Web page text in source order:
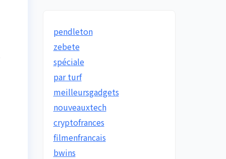
pendleton
zebete
spéciale
par turf
meilleursgadgets
nouveauxtech
cryptofrances
filmenfrancais
bwins